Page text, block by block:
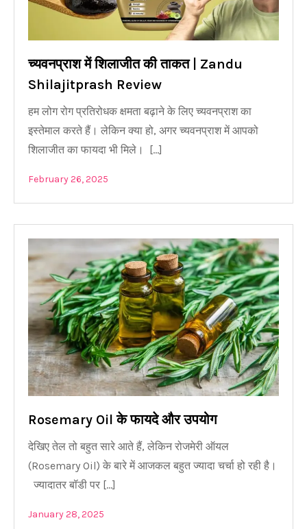
च्यवनप्राश में शिलाजीत की ताकत | Zandu
Shilajitprash Review
हम लोग रोग प्रतिरोधक क्षमता बढ़ाने के लिए च्यवनप्राश का
इस्तेमाल करते हैं। लेकिन क्या हो, अगर च्यवनप्राश में आपको
शिलाजीत का फायदा भी मिले। […]
February 26, 2025
Rosemary Oil के फायदे और उपयोग
देखिए तेल तो बहुत सारे आते हैं, लेकिन रोजमेरी ऑयल
(Rosemary Oil) के बारे में आजकल बहुत ज्यादा चर्चा हो रही है।
ज्यादातर बॉडी पर […]
January 28, 2025